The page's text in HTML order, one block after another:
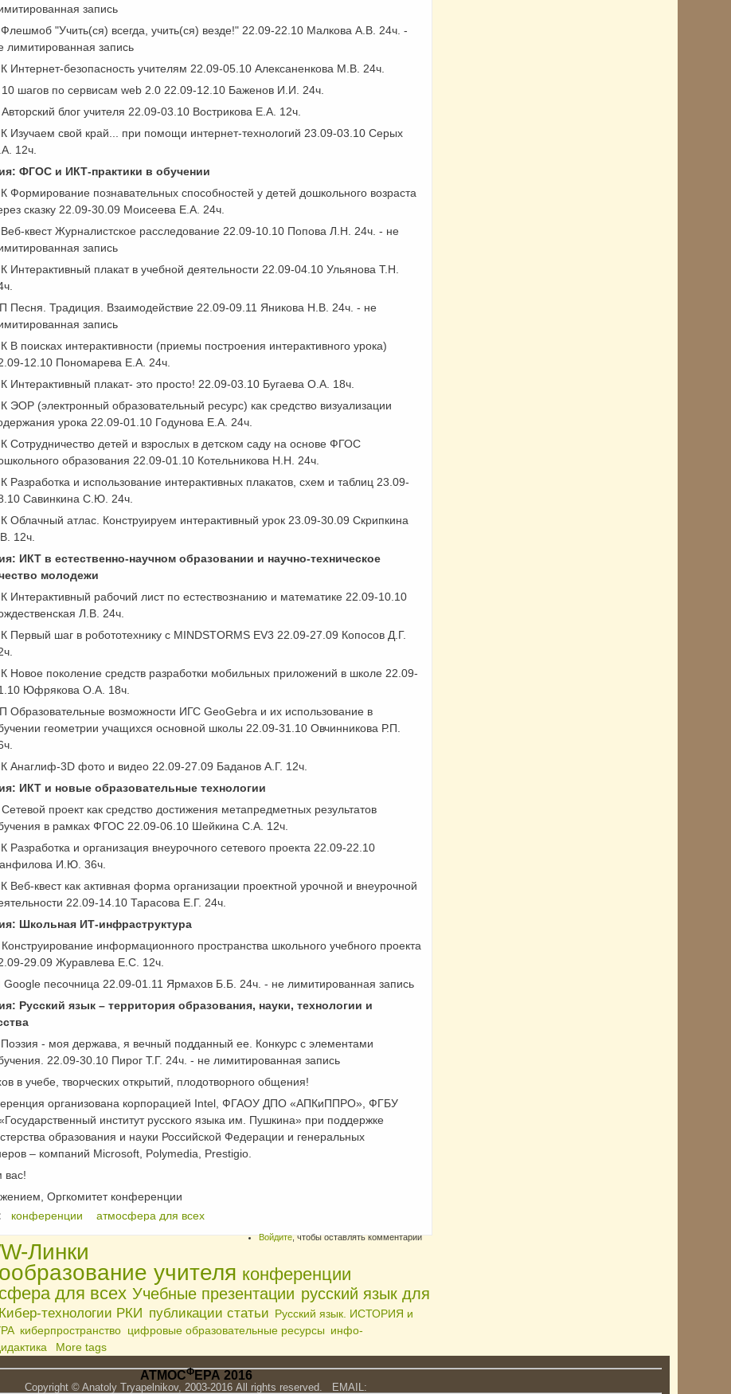
запись
"Учить(ся) всегда, учить(ся) везде!" 22.09-22.10 Малкова А.В. 24ч. -
лимитированная запись
Интернет-безопасность учителям 22.09-05.10 Алексаненкова М.В. 24ч.
шагов по сервисам web 2.0 22.09-12.10 Баженов И.И. 24ч.
блог учителя 22.09-03.10 Вострикова Е.А. 12ч.
Изучаем свой край... при помощи интернет-технологий 23.09-03.10 Серых
12ч.
ФГОС и ИКТ-практики в обучении
Формирование познавательных способностей у детей дошкольного возраста
сказку 22.09-30.09 Моисеева Е.А. 24ч.
квест Журналистское расследование 22.09-10.10 Попова Л.Н. 24ч. - не
запись
Интерактивный плакат в учебной деятельности 22.09-04.10 Ульянова Т.Н.
Песня. Традиция. Взаимодействие 22.09-09.11 Яникова Н.В. 24ч. - не
запись
В поисках интерактивности (приемы построения интерактивного урока)
12.10 Пономарева Е.А. 24ч.
Интерактивный плакат- это просто! 22.09-03.10 Бугаева О.А. 18ч.
ЭОР (электронный образовательный ресурс) как средство визуализации
урока 22.09-01.10 Годунова Е.А. 24ч.
Сотрудничество детей и взрослых в детском саду на основе ФГОС
образования 22.09-01.10 Котельникова Н.Н. 24ч.
Разработка и использование интерактивных плакатов, схем и таблиц 23.09-
Савинкина С.Ю. 24ч.
Облачный атлас. Конструируем интерактивный урок 23.09-30.09 Скрипкина
12ч.
ИКТ в естественно-научном образовании и научно-техническое
молодежи
Интерактивный рабочий лист по естествознанию и математике 22.09-10.10
Л.В. 24ч.
Первый шаг в робототехнику с MINDSTORMS EV3 22.09-27.09 Копосов Д.Г.
Новое поколение средств разработки мобильных приложений в школе 22.09-
Юфрякова О.А. 18ч.
Образовательные возможности ИГС GeoGebra и их использование в
геометрии учащихся основной школы 22.09-31.10 Овчинникова Р.П.
Анаглиф-3D фото и видео 22.09-27.09 Баданов А.Г. 12ч.
ИКТ и новые образовательные технологии
проект как средство достижения метапредметных результатов
в рамках ФГОС 22.09-06.10 Шейкина С.А. 12ч.
Разработка и организация внеурочного сетевого проекта 22.09-22.10
И.Ю. 36ч.
Веб-квест как активная форма организации проектной урочной и внеурочной
22.09-14.10 Тарасова Е.Г. 24ч.
Школьная ИТ-инфраструктура
информационного пространства школьного учебного проекта
29.09 Журавлева Е.С. 12ч.
песочница 22.09-01.11 Ярмахов Б.Б. 24ч. - не лимитированная запись
Русский язык – территория образования, науки, технологии и
- моя держава, я вечный подданный ее. Конкурс с элементами
22.09-30.10 Пирог Т.Г. 24ч. - не лимитированная запись
в учебе, творческих открытий, плодотворного общения!
организована корпорацией Intel, ФГАОУ ДПО «АПКиППРО», ФГБУ
институт русского языка им. Пушкина» при поддержке
образования и науки Российской Федерации и генеральных
– компаний Microsoft, Polymedia, Prestigio.
Оргкомитет конференции
конференции атмосфера для всех
Войдите, чтобы оставлять комментарии
Линки
учителя конференции
для всех Учебные презентации русский язык для
Кибер-технологии РКИ публикации статьи Русский язык. ИСТОРИЯ и
киберпространство цифровые образовательные ресурсы инфо-
More tags
АТМОСФЕРА 2016
Copyright © Anatoly Tryapelnikov, 2003-2016 All rights reserved. EMAIL: